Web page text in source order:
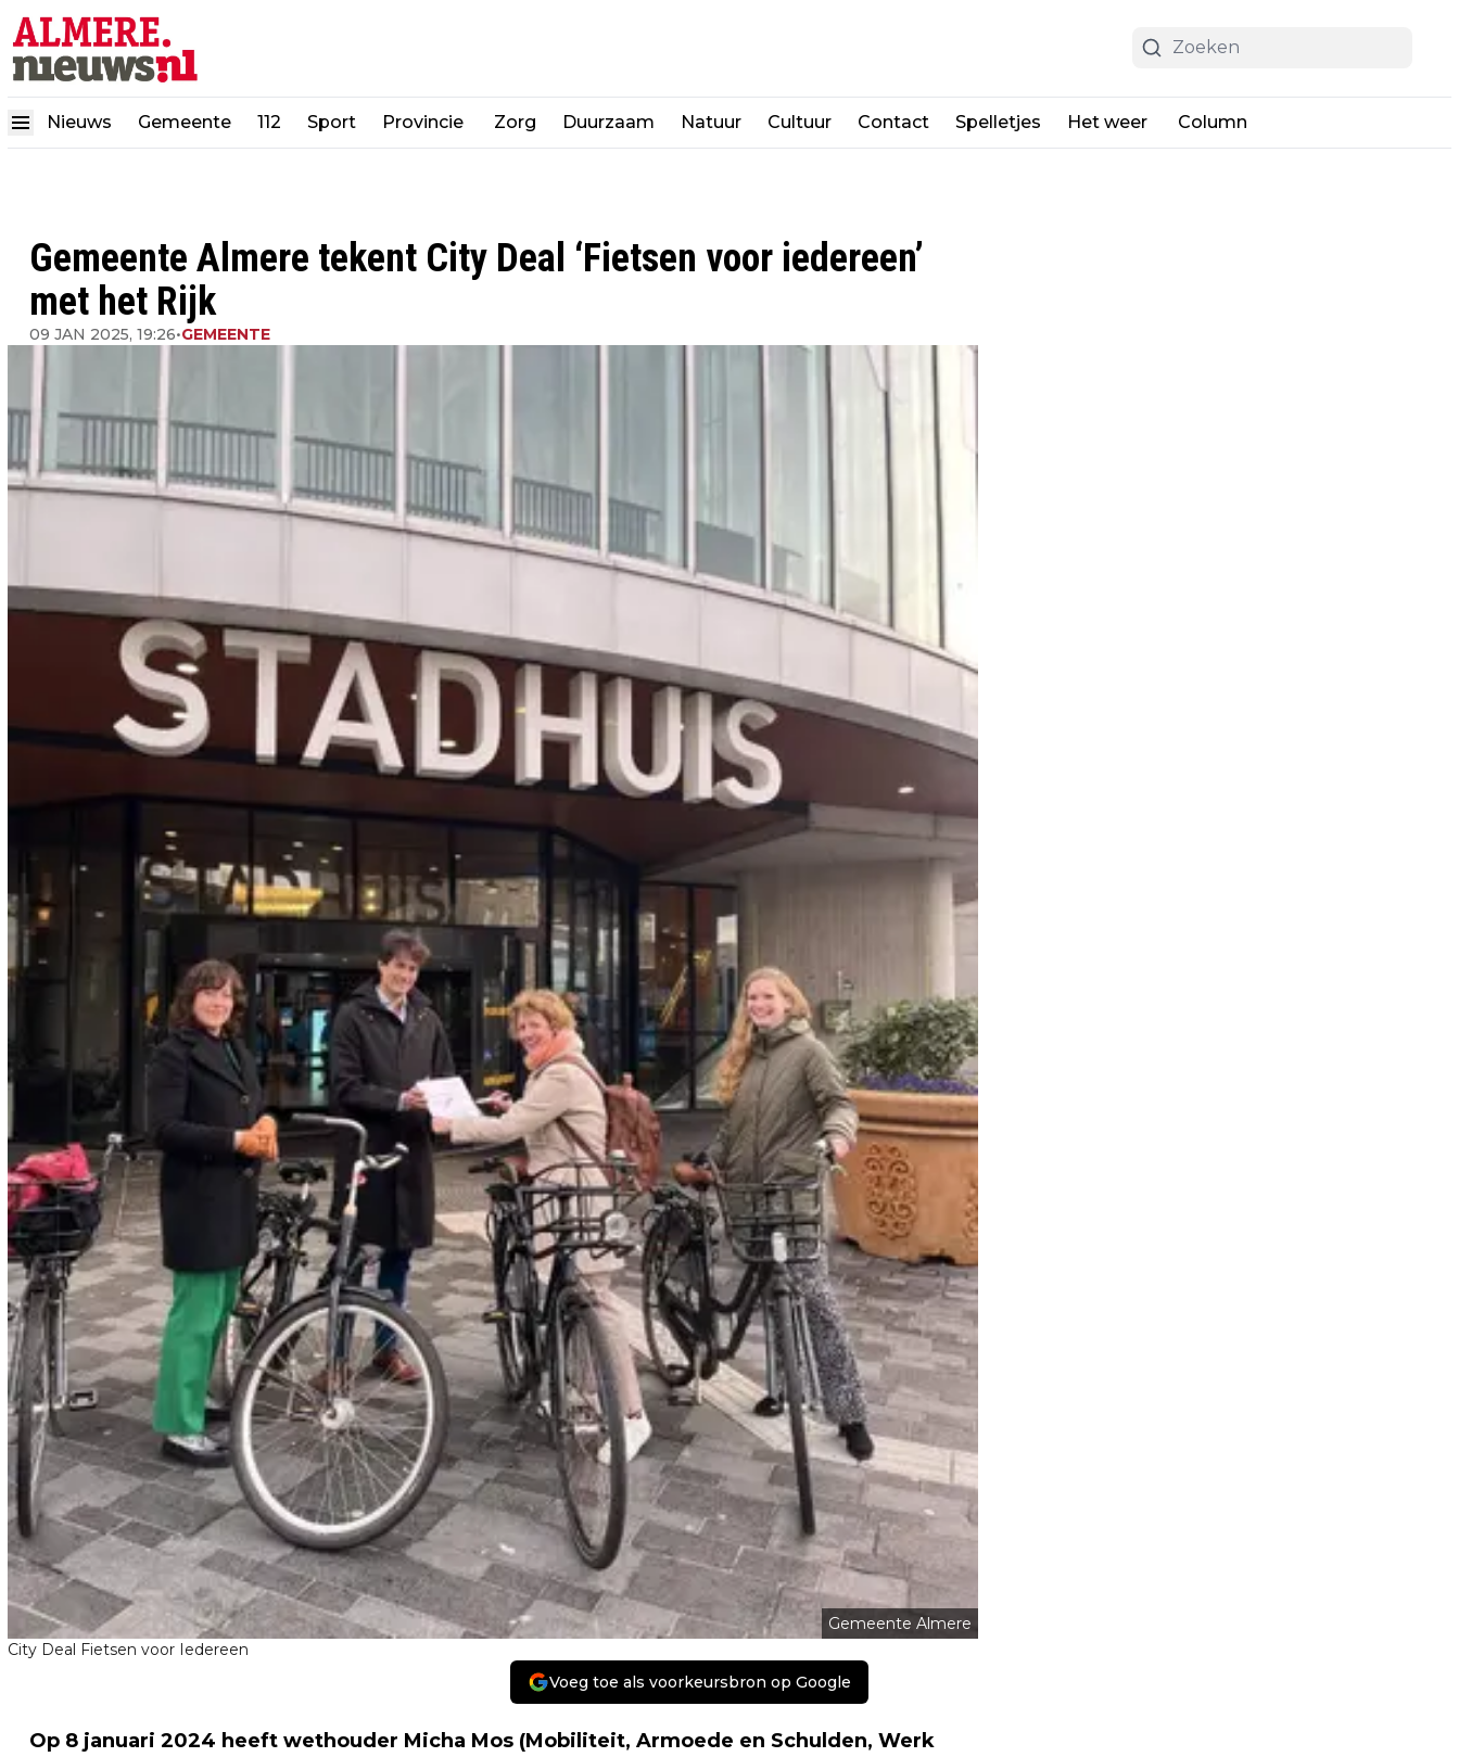
Nieuws Gemeente 112 Sport Provincie Zorg Duurzaam Natuur Cultuur Contact Spelletjes Het weer Column
Gemeente Almere tekent City Deal ‘Fietsen voor iedereen’
met het Rijk
09 JAN 2025, 19:26•GEMEENTE
Gemeente Almere
City Deal Fietsen voor Iedereen
Voeg toe als voorkeursbron op Google
Op 8 januari 2024 heeft wethouder Micha Mos (Mobiliteit, Armoede en Schulden, Werk